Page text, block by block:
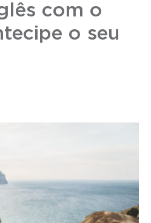
com o
o seu